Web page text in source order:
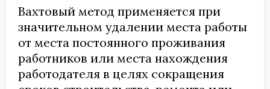
Вахтовый метод применяется при
значительном удалении места работы
от места постоянного проживания
работников или места нахождения
работодателя в целях сокращения